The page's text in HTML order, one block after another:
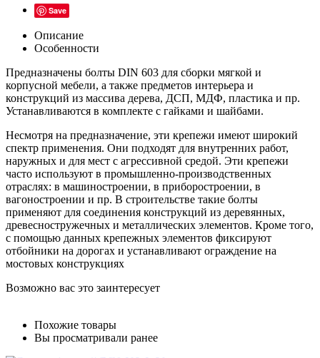
Save
Описание
Особенности
Предназначены болты DIN 603 для сборки мягкой и
корпусной мебели, а также предметов интерьера и
конструкций из массива дерева, ДСП, МДФ, пластика и пр.
Устанавливаются в комплекте с гайками и шайбами.
Несмотря на предназначение, эти крепежи имеют широкий
спектр применения. Они подходят для внутренних работ,
наружных и для мест с агрессивной средой. Эти крепежи
часто используют в промышленно-производственных
отраслях: в машиностроении, в приборостроении, в
вагоностроении и пр. В строительстве такие болты
применяют для соединения конструкций из деревянных,
древесностружечных и металлических элементов. Кроме того,
с помощью данных крепежных элементов фиксируют
отбойники на дорогах и устанавливают ограждение на
мостовых конструкциях
Возможно вас это заинтересует
Похожие товары
Вы просматривали ранее